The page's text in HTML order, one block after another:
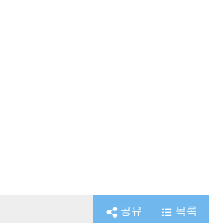
공유 목록